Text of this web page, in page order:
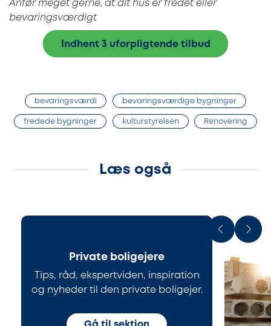
Anfør meget gerne, at dit hus er fredet eller
bevaringsværdigt
Indhent 3 uforpligtende tilbud
bevaringsværdi bevaringsværdige bygninger
fredede bygninger kulturstyrelsen Renovering
Læs også
Private boligejere
Tips, råd, ekspertviden, inspiration
og nyheder til den private boligejer.